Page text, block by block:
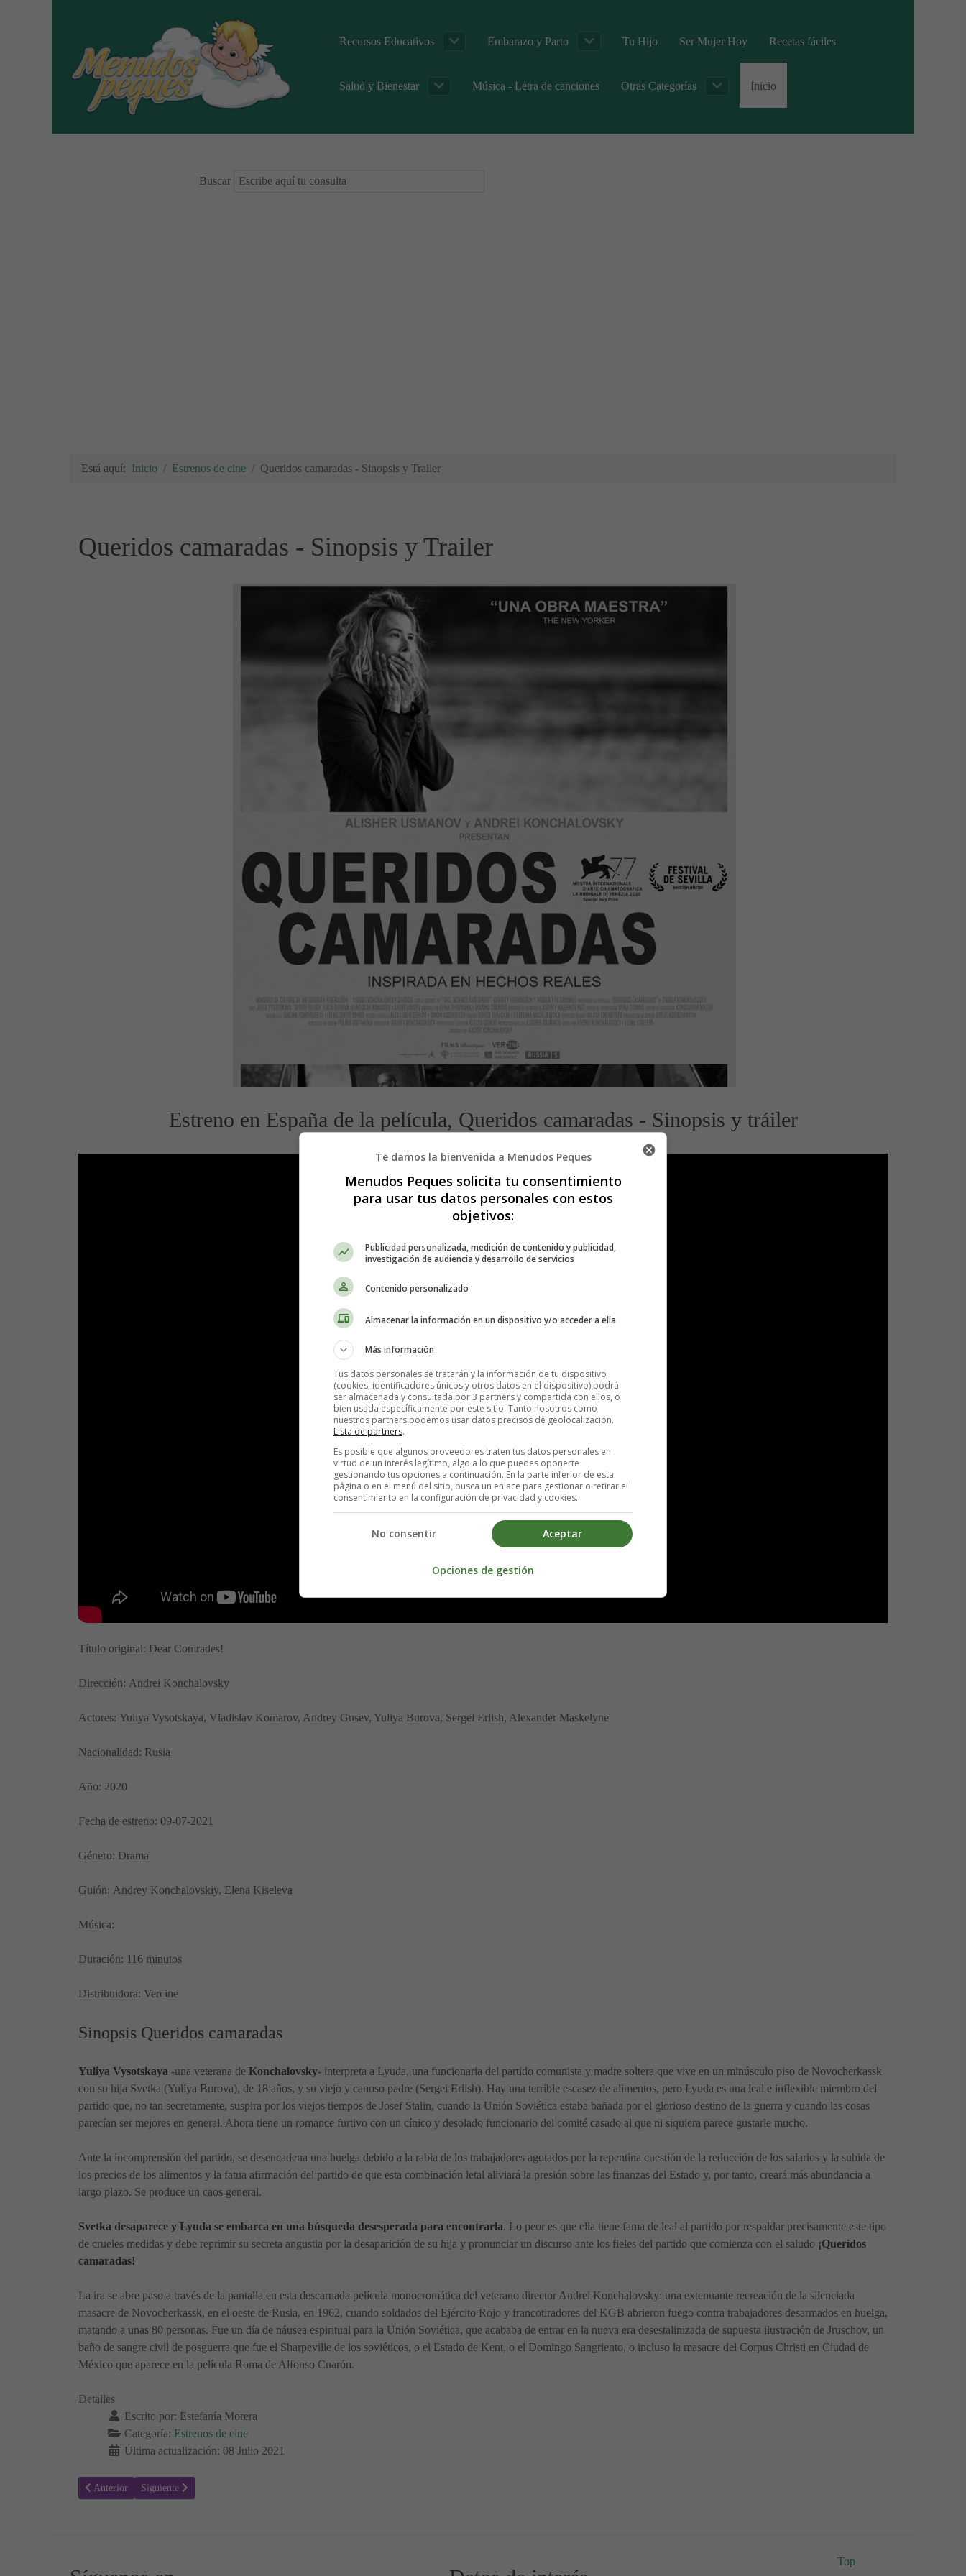
Recursos Educativos Embarazo y Parto Tu Hijo Ser Mujer Hoy Recetas fáciles
Salud y Bienestar Música - Letra de canciones Otras Categorías Inicio
Buscar
Está aquí: Inicio Estrenos de cine Queridos camaradas - Sinopsis y Trailer
Queridos camaradas - Sinopsis y Trailer
Estreno en España de la película, Queridos camaradas - Sinopsis y tráiler
Título original: Dear Comrades!
Dirección: Andrei Konchalovsky
Actores: Yuliya Vysotskaya, Vladislav Komarov, Andrey Gusev, Yuliya Burova, Sergei Erlish, Alexander Maskelyne
Nacionalidad: Rusia
Año: 2020
Fecha de estreno: 09-07-2021
Género: Drama
Guión: Andrey Konchalovskiy, Elena Kiseleva
Música:
Duración: 116 minutos
Distribuidora: Vercine
Sinopsis Queridos camaradas
Yuliya Vysotskaya -una veterana de Konchalovsky- interpreta a Lyuda, una funcionaria del partido comunista y madre soltera que vive en un minúsculo piso de Novocherkassk
con su hija Svetka (Yuliya Burova), de 18 años, y su viejo y canoso padre (Sergei Erlish). Hay una terrible escasez de alimentos, pero Lyuda es una leal e inflexible miembro del
partido que, no tan secretamente, suspira por los viejos tiempos de Josef Stalin, cuando la Unión Soviética estaba bañada por el glorioso destino de la guerra y cuando las cosas
parecían ser mejores en general. Ahora tiene un romance furtivo con un cínico y desolado funcionario del comité casado al que ni siquiera parece gustarle mucho.
Ante la incomprensión del partido, se desencadena una huelga debido a la rabia de los trabajadores agotados por la repentina cuestión de la reducción de los salarios y la subida de
los precios de los alimentos y la fatua afirmación del partido de que esta combinación letal aliviará la presión sobre las finanzas del Estado y, por tanto, creará más abundancia a
largo plazo. Se produce un caos general.
Svetka desaparece y Lyuda se embarca en una búsqueda desesperada para encontrarla. Lo peor es que ella tiene fama de leal al partido por respaldar precisamente este tipo
de crueles medidas y debe reprimir su secreta angustia por la desaparición de su hija y pronunciar un discurso ante los fieles del partido que comienza con el saludo ¡Queridos
camaradas!
La ira se abre paso a través de la pantalla en esta descarnada película monocromática del veterano director Andrei Konchalovsky: una extenuante recreación de la silenciada
masacre de Novocherkassk, en el oeste de Rusia, en 1962, cuando soldados del Ejército Rojo y francotiradores del KGB abrieron fuego contra trabajadores desarmados en huelga,
matando a unas 80 personas. Fue un día de náusea espiritual para la Unión Soviética, que acababa de entrar en la nueva era desestalinizada de supuesta ilustración de Jruschov, un
baño de sangre civil de posguerra que fue el Sharpeville de los soviéticos, o el Estado de Kent, o el Domingo Sangriento, o incluso la masacre del Corpus Christi en Ciudad de
México que aparece en la película Roma de Alfonso Cuarón.
Detalles
Escrito por: Estefanía Morera
Categoría: Estrenos de cine
Última actualización: 08 Julio 2021
Artículo anterior: Una canción irlandesa - Sinopsis y Trailer
Anterior Artículo siguiente: Viuda Negra - Sinopsis y Trailer
Siguiente
Top
Te damos la bienvenida a Menudos Peques
Menudos Peques solicita tu consentimiento
para usar tus datos personales con estos
objetivos:
Publicidad personalizada, medición de contenido y publicidad,
investigación de audiencia y desarrollo de servicios
Contenido personalizado
Almacenar la información en un dispositivo y/o acceder a ella
Más información
Tus datos personales se tratarán y la información de tu dispositivo
(cookies, identificadores únicos y otros datos en el dispositivo) podrá
ser almacenada y consultada por 3 partners y compartida con ellos, o
bien usada específicamente por este sitio. Tanto nosotros como
nuestros partners podemos usar datos precisos de geolocalización.
Lista de partners.
Es posible que algunos proveedores traten tus datos personales en
virtud de un interés legítimo, algo a lo que puedes oponerte
gestionando tus opciones a continuación. En la parte inferior de esta
página o en el menú del sitio, busca un enlace para gestionar o retirar el
consentimiento en la configuración de privacidad y cookies.
Aceptar
No consentir
Opciones de gestión